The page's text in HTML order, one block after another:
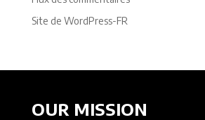
Site de WordPress-FR
OUR MISSION